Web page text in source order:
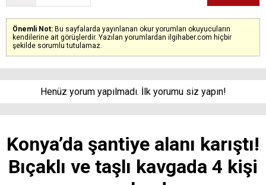
Önemli Not: Bu sayfalarda yayınlanan okur yorumları okuyucuların
kendilerine ait görüşlerdir. Yazılan yorumlardan ilgihaber.com hiçbir
şekilde sorumlu tutulamaz.
Henüz yorum yapılmadı. İlk yorumu siz yapın!
Konya’da şantiye alanı karıştı!
Bıçaklı ve taşlı kavgada 4 kişi